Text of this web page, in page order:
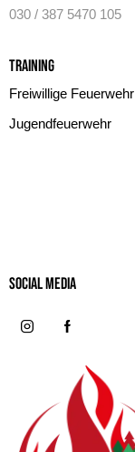
030 / 387 5470 105
Training
Freiwillige Feuerwehr
Jugendfeuerwehr
Social MeDIA